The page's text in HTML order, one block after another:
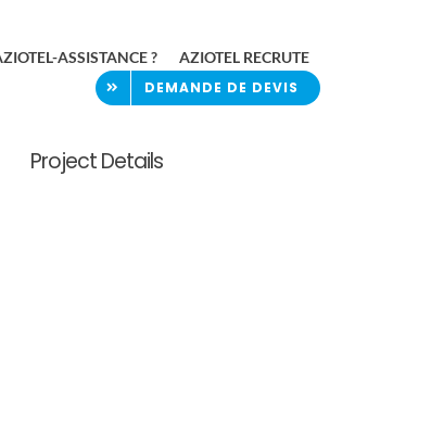
ASSISTANCE ?
AZIOTEL RECRUTE
DEMANDE DE DEVIS
Project Details